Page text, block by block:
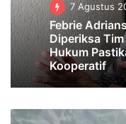
7 Agustus
Febrie
Diperiksa
Hukum
Kooperatif
DPRD